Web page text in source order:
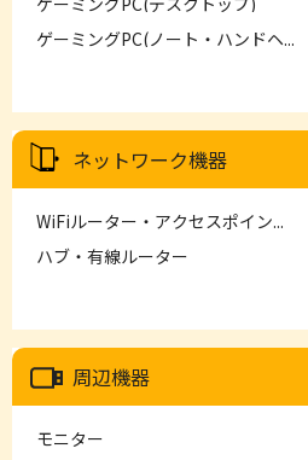
ゲーミングPC(ノート・ハンドヘ...
ネットワーク機器
WiFiルーター・アクセスポイン...
ハブ・有線ルーター
周辺機器
モニター